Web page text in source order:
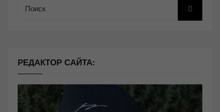
РЕДАКТОР САЙТА: